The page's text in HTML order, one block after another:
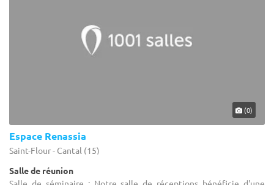
(0)
Espace Renassia
Saint-Flour - Cantal (15)
Salle de réunion